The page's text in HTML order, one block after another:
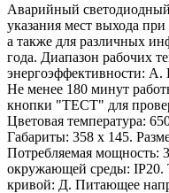
Аварийный светодиодный
указания мест выхода
а также для различных
года. Диапазон рабочих
энергоэффективности:
Не менее 180 минут
кнопки "ТЕСТ" для
Цветовая температура:
Габариты: 358 х 145.
Потребляемая мощность:
окружающей среды: IP20.
кривой: Д. Питающее